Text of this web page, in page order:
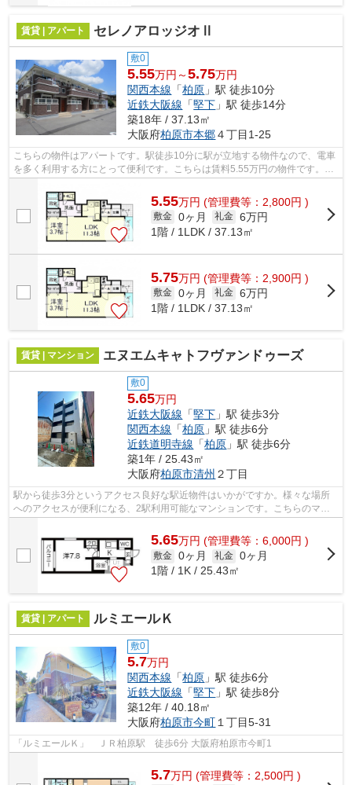
賃貸 | アパート セレノアロッジオⅡ
敷0
5.55万円～5.75万円
関西本線 「柏原 」駅 徒歩10分
近鉄大阪線 「堅下 」駅 徒歩14分
築18年 / 37.13㎡
大阪府柏原市本郷４丁目1-25
こちらの物件はアパートです。駅徒歩10分に駅が立地する物件なので、電車
を多く利用する方にとって便利です。こちらは賃料5.55万円の物件です。ぜ
5.55万円 (管理費等：2,800円 )
敷金 0ヶ月 礼金 6万円
1階 / 1LDK / 37.13㎡
5.75万円 (管理費等：2,900円 )
敷金 0ヶ月 礼金 6万円
1階 / 1LDK / 37.13㎡
賃貸 | マンション エヌエムキャトフヴァンドゥーズ
敷0
5.65万円
近鉄大阪線 「堅下 」駅 徒歩3分
関西本線 「柏原 」駅 徒歩6分
近鉄道明寺線 「柏原 」駅 徒歩6分
築1年 / 25.43㎡
大阪府柏原市清州 ２丁目
駅から徒歩3分というアクセス良好な駅近物件はいかがですか。様々な場所
へのアクセスが便利になる、2駅利用可能なマンションです。こちらのマン
5.65万円 (管理費等：6,000円 )
敷金 0ヶ月 礼金 0ヶ月
1階 / 1K / 25.43㎡
賃貸 | アパート ルミエールＫ
敷0
5.7万円
関西本線 「柏原 」駅 徒歩6分
近鉄大阪線 「堅下 」駅 徒歩8分
築12年 / 40.18㎡
大阪府柏原市今町 １丁目5-31
「ルミエールＫ」 ＪＲ柏原駅 徒歩6分 大阪府柏原市今町1
5.7万円 (管理費等：2,500円 )